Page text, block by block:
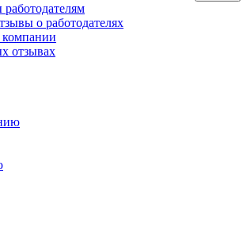
Задавайте вопросы работодателям
Оставляйте свои отзывы о работодателях
новые компании
новых отзывах